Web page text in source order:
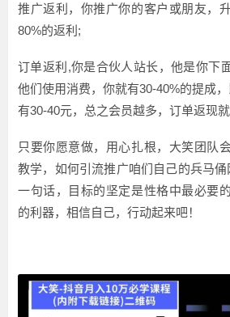
推广返利，你推广你的客户或朋友，
80%的返利;
订单返利,你是合伙人站长，他是你下
他们使用消费，你就有30-40%的提成
有30-40元，总之会员越多，订单返现就
只要你愿意做，用心扎根，大笑团队
教学，如何引流推广咱们自己的兵马
一句话，目标的坚定是性格中最必要
的利器，相信自己，行动起来吧！